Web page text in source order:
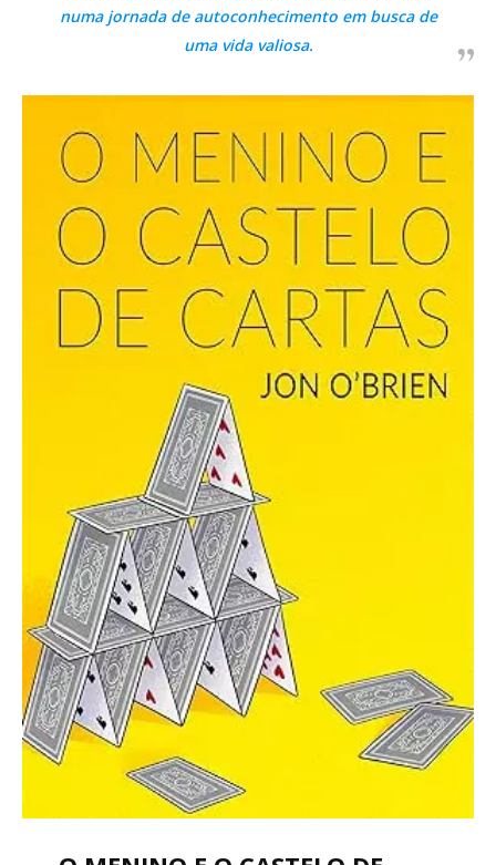
numa jornada de autoconhecimento em busca de
uma vida valiosa.